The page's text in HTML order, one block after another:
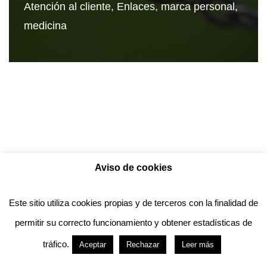
Atención al cliente, Enlaces, marca personal,
medicina
Política de Cookies
Anotado funciona gracias a
diseño del tema
Neve
Aviso de cookies
Este sitio utiliza cookies propias y de terceros con la finalidad de
permitir su correcto funcionamiento y obtener estadísticas de
tráfico. Aceptar Rechazar Leer más